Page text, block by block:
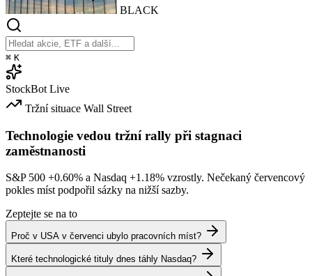
BLACK
⌘ K
StockBot Live
Tržní situace Wall Street
Technologie vedou tržní rally při stagnaci
zaměstnanosti
S&P 500 +0.60% a Nasdaq +1.18% vzrostly. Nečekaný červencový
pokles míst podpořil sázky na nižší sazby.
Zeptejte se na to
Proč v USA v červenci ubylo pracovních míst?
Které technologické tituly dnes táhly Nasdaq?